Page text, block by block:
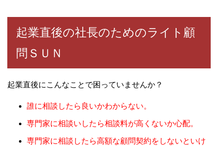
起業直後の社長のためのライト顧
問ＳＵＮ
起業直後にこんなことで困っていませんか？
誰に相談したら良いかわからない。
専門家に相談いしたら相談料が高くないか心配。
専門家に相談したら高額な顧問契約をしないといけ